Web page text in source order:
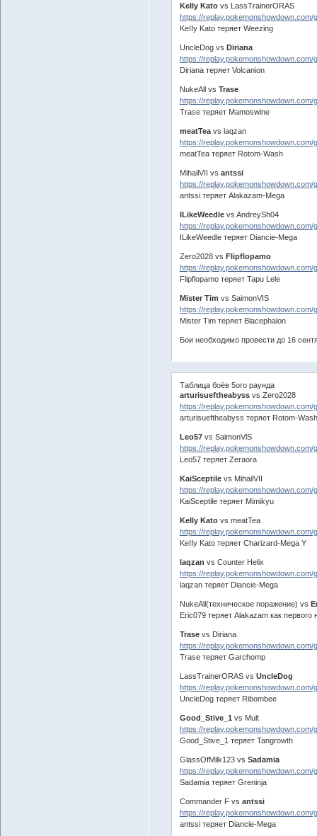
KeIIy Katovs LassTrainerORAS
https://replay.pokemonshowdown.com/
KeIIy Kato теряет Weezing
UncleDog vs Diriana
https://
Diriana теряет Volcanion
NukeAll vs Trase
https://replay.pokemonshowdown.com/
Trase теряет Mamoswine
meatTeavs laqzan
https://
meatTea теряет Rotom-Wash
MihailVII vs antssi
https://replay.pokemonshowdown.com/
antssi теряет Alakazam-Mega
ILikeWeedlevs AndreySh04
https://
ILikeWeedle теряет Diancie-Mega
Zero2028 vs Flipflopamo
https://replay.pokemonshowdown.com/
Flipflopamo теряет Tapu Lele
Mister Tim vs SaimonVIS
https://replay.pokemonshowdown.com/
Mister Tim теряет Blacephalon
Бои необходимо провести до 16
Таблица боёв 5ого раунда
arturisueftheabyssvs Zero2028
https://replay.pokemonshowdown.com/
arturisueftheabyss теряет Rotom-Wash
Leo57vs SaimonVlS
https://replay.pokemonshowdown.com/
Leo57 теряет Zeraora
KaiSceptilevs MihailVII
https://
KaiSceptile теряет Mimikyu
KeIIy Katovs meatTea
https://replay.pokemonshowdown.com/
KeIIy Kato теряет Charizard-Mega Y
laqzan vs Counter Helix
https://
laqzan теряет Diancie-Mega
NukeAll(техническое поражение) vs
Eric079 теряет Alakazam как
Trasevs Diriana
https://
Trase теряет Garchomp
LassTrainerORAS vs UncleDog
https://replay.pokemonshowdown.com/
UncleDog теряет Ribombee
Good_Stive_1 vs Mult
https://
Good_Stive_1 теряет Tangrowth
GlassOfMilk123 vs Sadamia
https://replay.pokemonshowdown.com/
Sadamia теряет Greninja
Commander F vs antssi
https://
antssi теряет Diancie-Mega